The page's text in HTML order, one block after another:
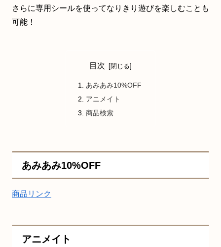
さらに専用シールを使ってなりきり遊びを楽しむことも
可能！
目次
あみあみ10%OFF
アニメイト
商品検索
あみあみ10%OFF
商品リンク
アニメイト